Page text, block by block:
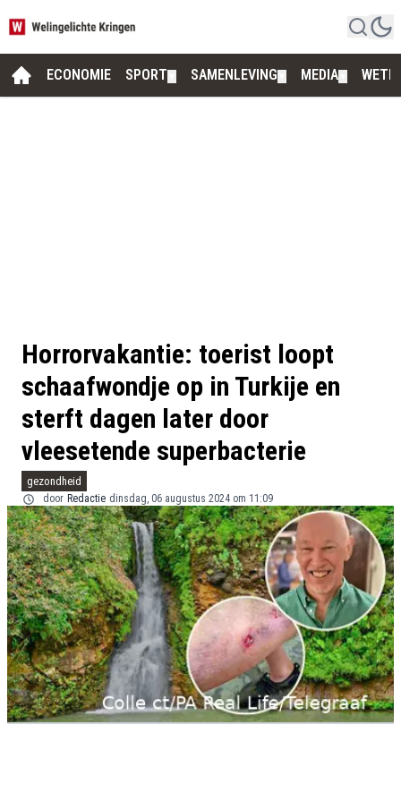
ECONOMIE SPORT SAMENLEVING MEDIA
Horrorvakantie: toerist loopt
schaafwondje op in Turkije en
sterft dagen later door
vleesetende superbacterie
gezondheid
door Redactie dinsdag, 06 augustus 2024 om 11:09